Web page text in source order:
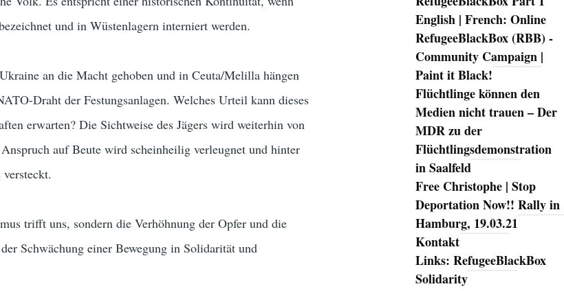
und in Wüstenlagern interniert werden.
an die Macht gehoben und in Ceuta/Melilla hängen
Draht der Festungsanlagen. Welches Urteil kann dieses
erwarten? Die Sichtweise des Jägers wird weiterhin von
auf Beute wird scheinheilig verleugnet und hinter
trifft uns, sondern die Verhöhnung der Opfer und die
Schwächung einer Bewegung in Solidarität und
English | French: Online
RefugeeBlackBox (RBB) -
Community Campaign |
Paint it Black!
Flüchtlinge können den
Medien nicht trauen – Der
MDR zu der
Flüchtlingsdemonstration
in Saalfeld
Free Christophe | Stop
Deportation Now!! Rally in
Hamburg, 19.03.21
Kontakt
Links: RefugeeBlackBox
Solidarity